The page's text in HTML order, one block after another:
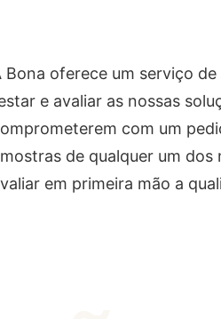
Bona oferece um serviço
e avaliar as nossas
com um
de qualquer um
em primeira mão a